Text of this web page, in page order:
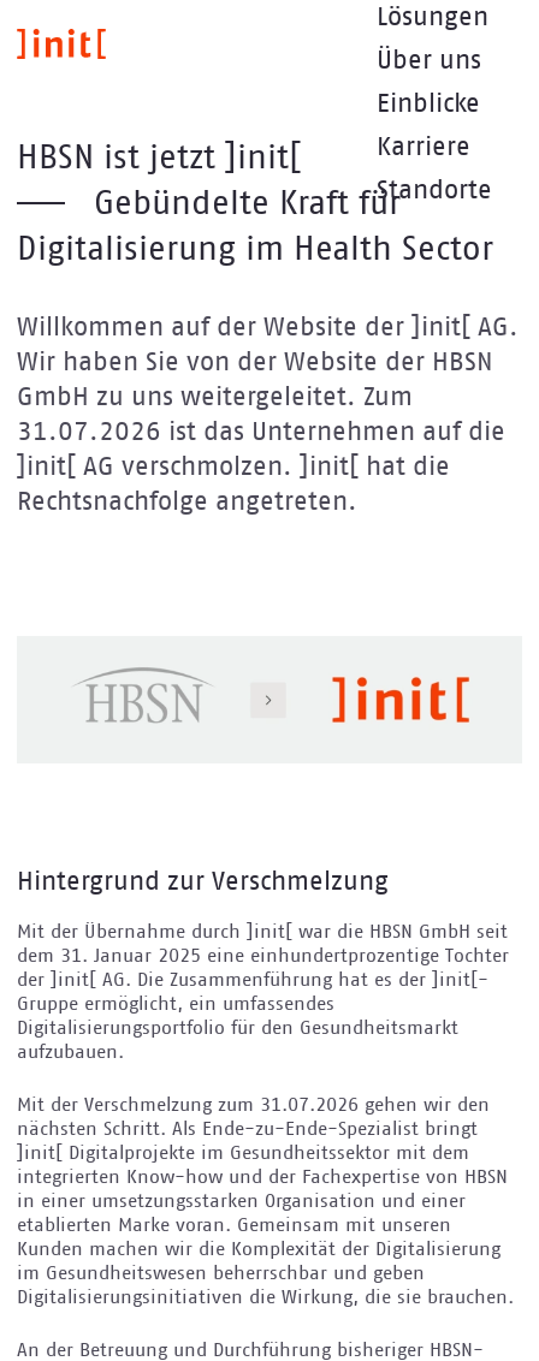
zum
Inhalt
Lösungen
Über uns
Einblicke
Karriere
Standorte
HBSN ist jetzt ]init[
Gebündelte Kraft für
Digitalisierung im Health Sector
Willkommen auf der Website der ]init[ AG.
Wir haben Sie von der Website der HBSN
GmbH zu uns weitergeleitet. Zum
31.07.2026 ist das Unternehmen auf die
]init[ AG verschmolzen. ]init[ hat die
Rechtsnachfolge angetreten.
Hintergrund zur Verschmelzung
Mit der Übernahme durch ]init[ war die HBSN GmbH seit
dem 31. Januar 2025 eine einhundertprozentige Tochter
der ]init[ AG. Die Zusammenführung hat es der ]init[-
Gruppe ermöglicht, ein umfassendes
Digitalisierungsportfolio für den Gesundheitsmarkt
aufzubauen.
Mit der Verschmelzung zum 31.07.2026 gehen wir den
nächsten Schritt. Als Ende-zu-Ende-Spezialist bringt
]init[ Digitalprojekte im Gesundheitssektor mit dem
integrierten Know-how und der Fachexpertise von HBSN
in einer umsetzungsstarken Organisation und einer
etablierten Marke voran. Gemeinsam mit unseren
Kunden machen wir die Komplexität der Digitalisierung
im Gesundheitswesen beherrschbar und geben
Digitalisierungsinitiativen die Wirkung, die sie brauchen.
An der Betreuung und Durchführung bisheriger HBSN-